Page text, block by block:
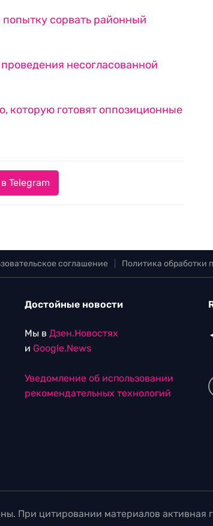
готовят оппозиционные
Telegram
соглашение
Мы вДзен.Новостях
иGoogle.News
Уведомление об использовании
При цитировании материалов активная